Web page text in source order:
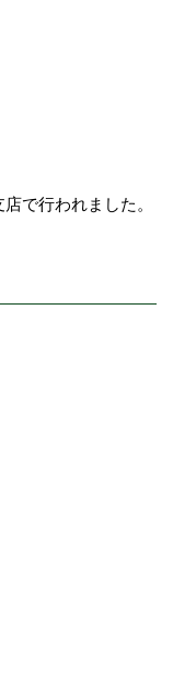
で行われました。